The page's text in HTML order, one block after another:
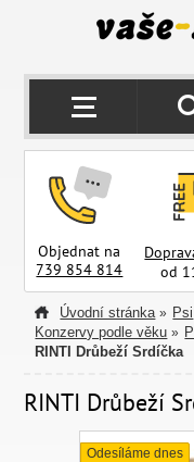
Objednat na
739 854 814
od
Úvodní stránka » Psi
Konzervy podle věku »
RINTI Drůbeží Srdíčka
RINTI Drůbeží
Odesíláme dnes